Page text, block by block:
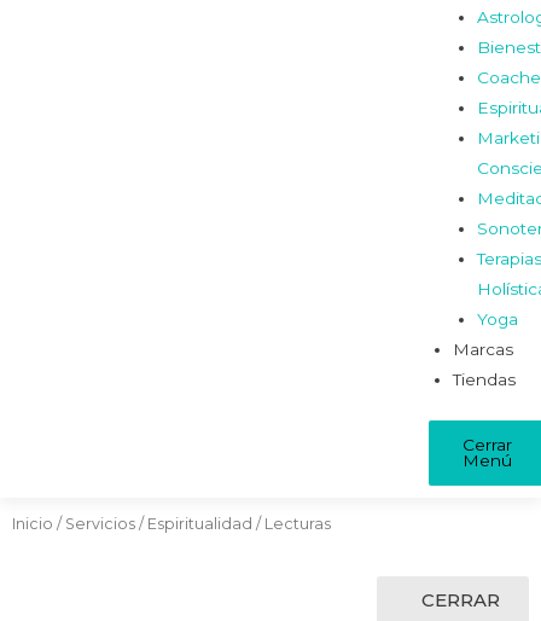
Yoga
Marcas
Tiendas
Cerrar
Menú
Inicio / Servicios / Espiritualidad / Lecturas
CERRAR